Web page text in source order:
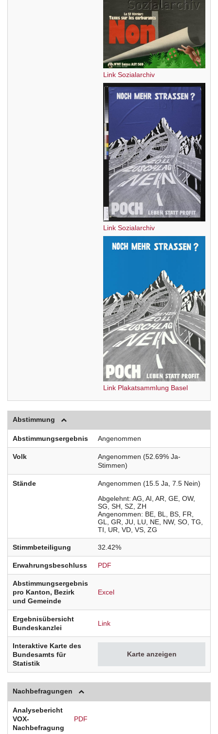
Link Sozialarchiv
Link Sozialarchiv
Link Plakatsammlung Basel
Abstimmung
Abstimmungsergebnis Angenommen
Volk
Angenommen (52.69% Ja-
Stimmen)
Stände
Angenommen (15.5 Ja, 7.5 Nein)
Abgelehnt AG AI AR GE OW
SG SH SZ ZH
Angenommen
BE BL BS FR
GL
GR JU LU NE NW SO TG
TI
UR VD VS ZG
Stimmbeteiligung 32.42%
Erwahrungsbeschluss PDF
Abstimmungsergebnis
pro Kanton, Bezirk
und Gemeinde
Excel
Ergebnisübersicht
Bundeskanzlei
Link
Interaktive Karte des
Bundesamts für
Statistik
Karte anzeigen
Nachbefragungen
Analysebericht
VOX-
Nachbefragung
PDF